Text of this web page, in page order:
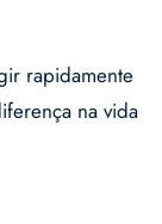
rapidamente
na vida